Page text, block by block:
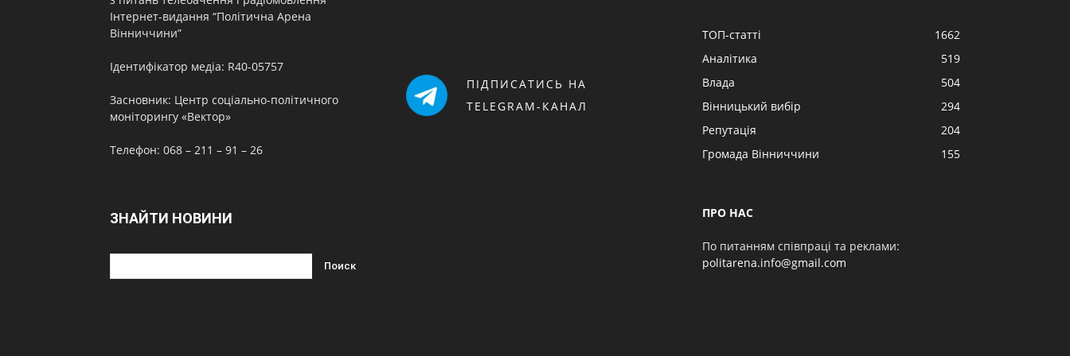
Інтернет-видання “Політична Арена
Вінниччини”
Ідентифікатор медіа: R40-05757
Засновник: Центр соціально-політичного
моніторингу «Вектор»
Телефон: 068 – 211 – 91 – 26
ЗНАЙТИ НОВИНИ
ПІДПИСАТИСЬ НА
TELEGRAM-КАНАЛ
ТОП-статті
1662
Аналітика
519
Влада
504
Вінницький вибір
294
Репутація
204
Громада Вінниччини
155
ПРО НАС
По питанням співпраці та реклами:
politarena.info@gmail.com